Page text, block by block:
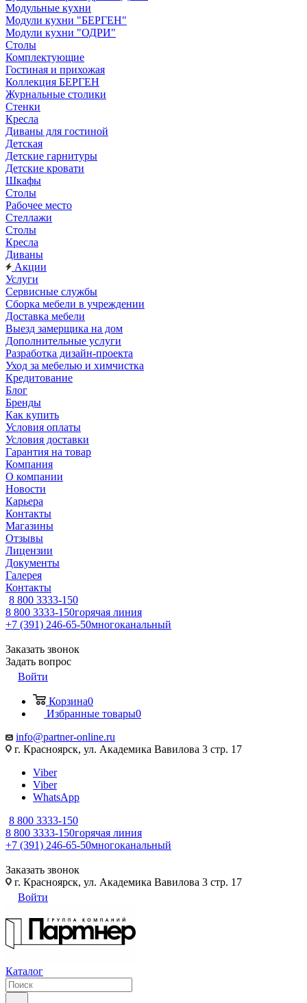
Модульные кухни
Модули кухни "БЕРГЕН"
Модули кухни "ОДРИ"
Столы
Комплектующие
Гостиная и прихожая
Коллекция БЕРГЕН
Журнальные столики
Стенки
Кресла
Диваны для гостиной
Детская
Детские гарнитуры
Детские кровати
Шкафы
Столы
Рабочее место
Стеллажи
Столы
Кресла
Диваны
Акции
Услуги
Сервисные службы
Сборка мебели в учреждении
Доставка мебели
Выезд замерщика на дом
Дополнительные услуги
Разработка дизайн-проекта
Уход за мебелью и химчистка
Кредитование
Блог
Бренды
Как купить
Условия оплаты
Условия доставки
Гарантия на товар
Компания
О компании
Новости
Карьера
Контакты
Магазины
Отзывы
Лицензии
Документы
Галерея
Контакты
8 800 3333-150
8 800 3333-150горячая линия
+7 (391) 246-65-50многоканальный
Заказать звонок
Задать вопрос
Войти
Корзина0
Избранные товары0
info@partner-online.ru
г. Красноярск, ул. Академика Вавилова 3 стр. 17
Viber
Viber
WhatsApp
8 800 3333-150
8 800 3333-150горячая линия
+7 (391) 246-65-50многоканальный
Заказать звонок
г. Красноярск, ул. Академика Вавилова 3 стр. 17
Войти
Каталог